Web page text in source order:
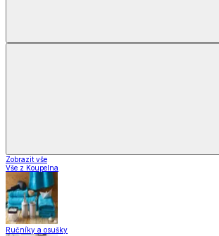
Zobrazit vše
Vše z Koupelna
Ručníky a osušky